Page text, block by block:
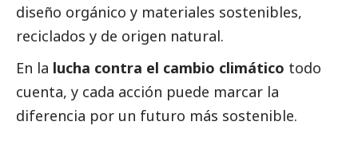
diseño orgánico y materiales sostenibles,
reciclados y de origen natural.
En la lucha contra el cambio climático todo
cuenta, y cada acción puede marcar la
diferencia por un futuro más sostenible.